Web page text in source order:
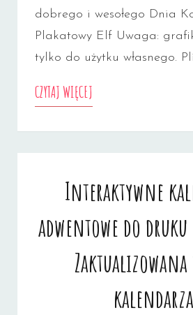
dobrego i wesołego Dnia
Plakatowy Elf Uwaga:
tylko do użytku własnego.
CZYTAJ WIĘCEJ
KOBIET
Interaktywne
adwentowe do